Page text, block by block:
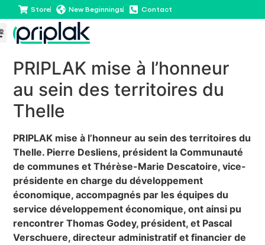
Store New Beginnings Contact
PRIPLAK mise à l’honneur
au sein des territoires du
Thelle
PRIPLAK mise à l’honneur au sein des territoires du
Thelle. Pierre Desliens, président la Communauté
de communes et Thérèse-Marie Descatoire, vice-
présidente en charge du développement
économique, accompagnés par les équipes du
service développement économique, ont ainsi pu
rencontrer Thomas Godey, président, et Pascal
Verschuere, directeur administratif et financier de